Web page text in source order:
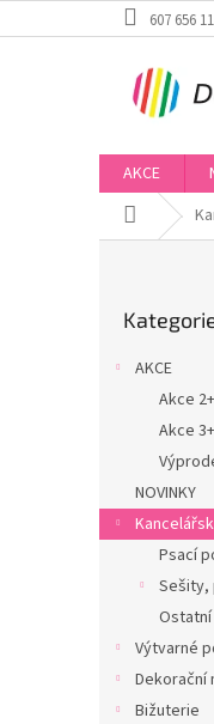
na
607 656
AKCE
Domů
a
n
kategorie
AKCE
Akce
Akce
NOVINKY
Psací
Sešity,
Výtvarné
Dekorační
Bižuterie